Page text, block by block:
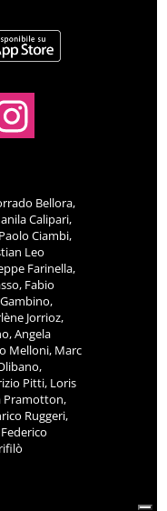
Bellora,
Calipari,
Ciambi,
Leo
Farinella,
Fabio
Jorrioz,
Angela
Melloni, Marc
Pitti, Loris
Pramotton,
Ruggeri,